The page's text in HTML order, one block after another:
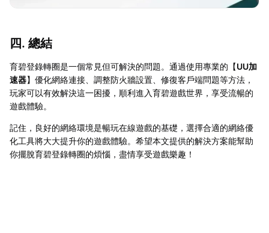
四. 總結
育碧登錄轉圈是一個常見但可解決的問題。通過使用專業的【UU加
速器】優化網絡連接、調整防火牆設置、修復客戶端問題等方法，
玩家可以有效解決這一困擾，順利進入育碧遊戲世界，享受流暢的
遊戲體驗。
記住，良好的網絡環境是暢玩在線遊戲的基礎，選擇合適的網絡優
化工具將大大提升你的遊戲體驗。希望本文提供的解決方案能幫助
你擺脫育碧登錄轉圈的煩惱，盡情享受遊戲樂趣！